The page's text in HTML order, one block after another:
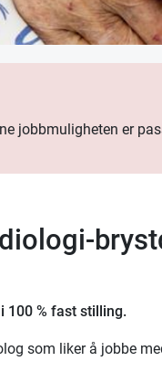
jobbmuligheten er
100 % fast stilling.
som liker å jobbe